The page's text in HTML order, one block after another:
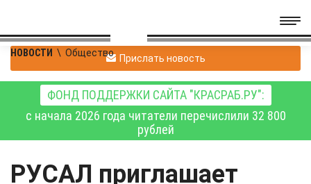
НОВОСТИ \ Общество Прислать новость
ФОНД ПОДДЕРЖКИ САЙТА "КРАСРАБ.РУ":
с начала 2026 года читатели перечислили 32 800
рублей
РУСАЛ приглашает